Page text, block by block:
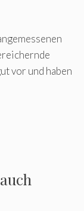
vor und haben